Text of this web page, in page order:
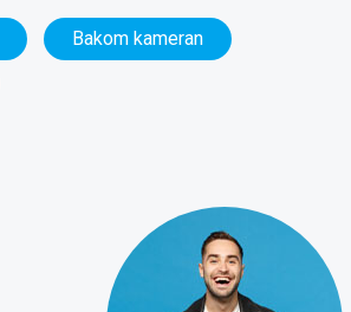
Bakom kameran